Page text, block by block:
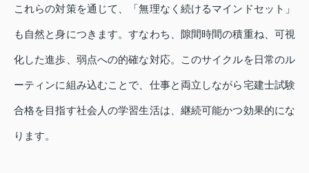
これらの対策を通じて、「無理なく続けるマインドセット」
も自然と身につきます。すなわち、隙間時間の積重ね、可視
化した進歩、弱点への的確な対応。このサイクルを日常のル
ーティンに組み込むことで、仕事と両立しながら宅建士試験
合格を目指す社会人の学習生活は、継続可能かつ効果的にな
ります。